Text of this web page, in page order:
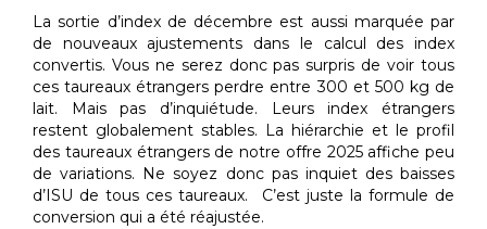
La sortie d’index de décembre est aussi marquée par
de nouveaux ajustements dans le calcul des index
convertis. Vous ne serez donc pas surpris de voir tous
ces taureaux étrangers perdre entre 300 et 500 kg de
lait. Mais pas d’inquiétude. Leurs index étrangers
restent globalement stables. La hiérarchie et le profil
des taureaux étrangers de notre offre 2025 affiche peu
de variations. Ne soyez donc pas inquiet des baisses
d’ISU de tous ces taureaux. C’est juste la formule de
conversion qui a été réajustée.